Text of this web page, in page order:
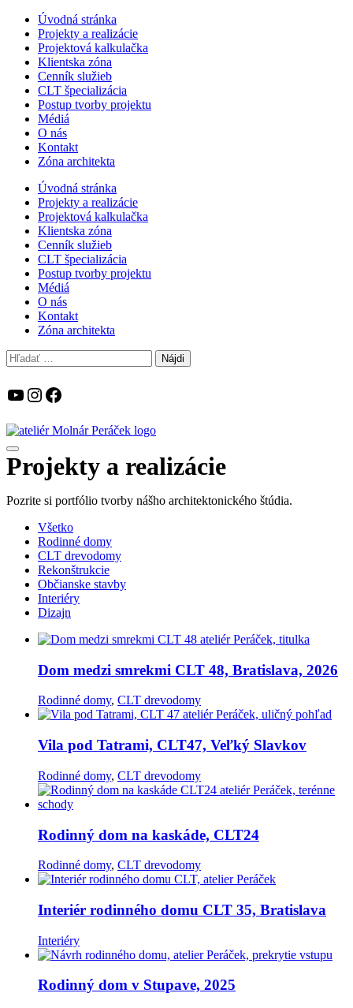
Úvodná stránka
Projekty a realizácie
Projektová kalkulačka
Klientska zóna
Cenník služieb
CLT špecializácia
Postup tvorby projektu
Médiá
O nás
Kontakt
Zóna architekta
Úvodná stránka
Projekty a realizácie
Projektová kalkulačka
Klientska zóna
Cenník služieb
CLT špecializácia
Postup tvorby projektu
Médiá
O nás
Kontakt
Zóna architekta
Hľadať:
YouTube
Instagram
Facebook
Projekty a realizácie
Pozrite si portfólio tvorby nášho architektonického štúdia.
Všetko
Rodinné domy
CLT drevodomy
Rekonštrukcie
Občianske stavby
Interiéry
Dizajn
Dom medzi smrekmi CLT 48, Bratislava, 2026
Rodinné domy, CLT drevodomy
Vila pod Tatrami, CLT47, Veľký Slavkov
Rodinné domy, CLT drevodomy
Rodinný dom na kaskáde, CLT24
Rodinné domy, CLT drevodomy
Interiér rodinného domu CLT 35, Bratislava
Interiéry
Rodinný dom v Stupave, 2025